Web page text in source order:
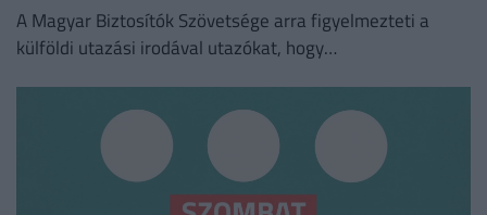
A Magyar Biztosítók Szövetsége arra figyelmezteti a
külföldi utazási irodával utazókat, hogy